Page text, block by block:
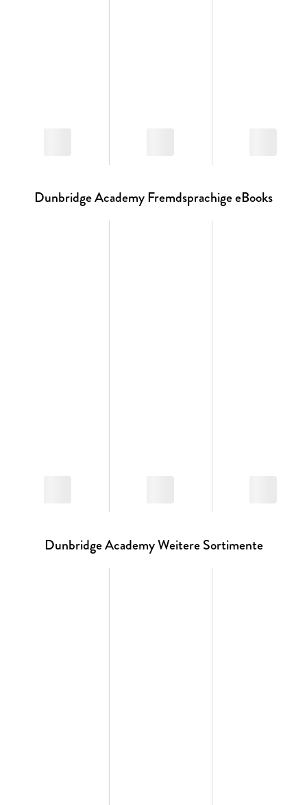
Dunbridge Academy Fremdsprachige eBooks
Dunbridge Academy Weitere Sortimente